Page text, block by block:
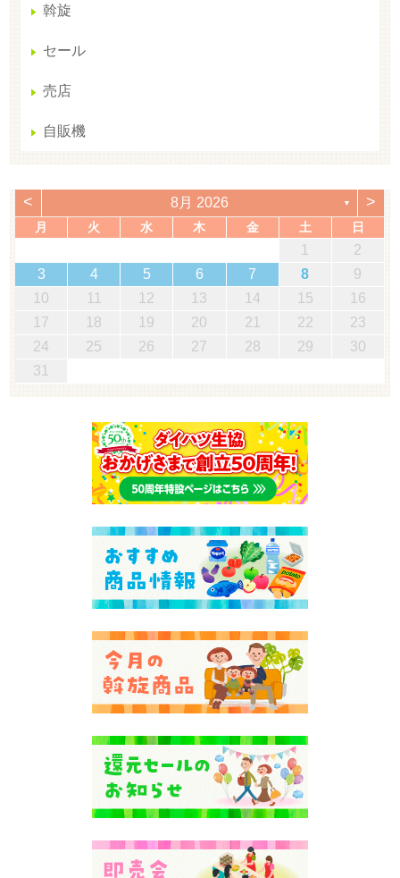
斡旋
セール
売店
自販機
< 8月 2026 ▼ >
月 火 水 木 金 土 日
1
2
3
4 5 6 7 8
9
10
11 12 13 14 15
16
17
18 19 20 21 22
23
24
25 26 27 28 29
30
31